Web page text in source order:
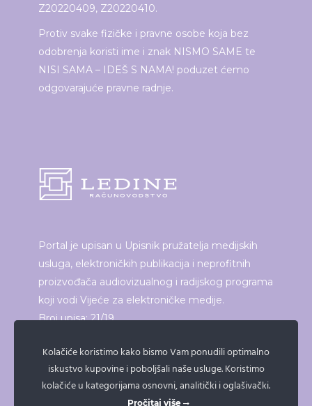
Z20220409, Z20220410.
Protiv svake fizičke i pravne osobe koja bez
odobrenja koristi ime i znak NISMO SAME te
NISI SAMA – IDEŠ S NAMA! poduzet ćemo
odgovarajuće pravne radnje.
Portal je upisan u Upisnik pružatelja medijskih
usluga, elektroničkih publikacija i neprofitnih
proizvođača audiovizualnog i radijskog programa
koji vodi Vijeće za elektroničke medije.
Broj upisa: 21/19
ISPRINTAJ ČLANAK
Kolačiće koristimo kako bismo Vam ponudili optimalno
iskustvo kupovine i poboljšali naše usluge. Koristimo
kolačiće u kategorijama osnovni, analitički i oglašivački.
Pročitaj više